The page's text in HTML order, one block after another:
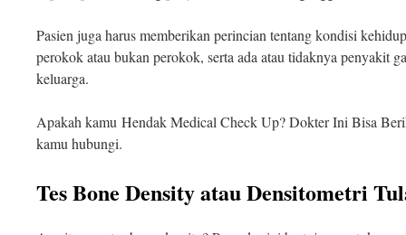
Pasien juga harus memberikan perincian tentang kondisi
perokok atau bukan perokok, serta ada atau tidaknya penyakit
keluarga.
Apakah kamu Hendak Medical Check Up? Dokter Ini Bisa
kamu hubungi.
Tes Bone Density atau Densitometri